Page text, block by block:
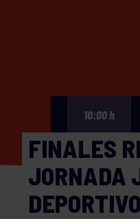
10:00 h
FINALES
JORNADA